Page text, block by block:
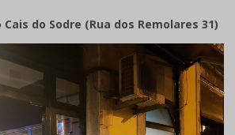
do Sodre (Rua dos Remolares 31)